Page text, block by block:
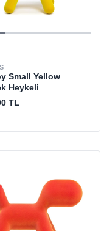
Small Yellow
Heykeli
TL